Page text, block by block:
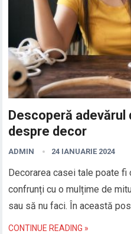
Descoperă
despre decor
ADMIN 24 IANUARIE 2024
Decorarea casei tale poate
confrunți cu o mulțime de
sau să nu faci. În această
CONTINUE READING »